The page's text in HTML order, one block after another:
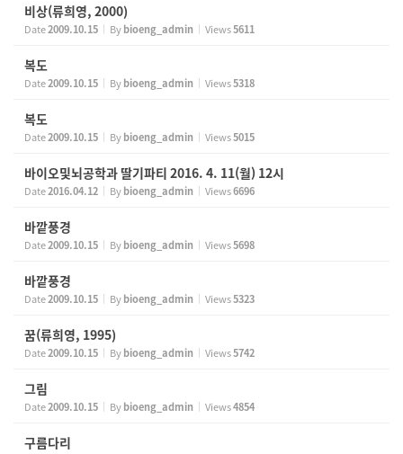
비상(류희영, 2000)
Date2009.10.15 Bybioeng_admin Views5611
복도
Date2009.10.15 Bybioeng_admin Views5318
복도
Date2009.10.15 Bybioeng_admin Views5015
바이오및뇌공학과 딸기파티 2016. 4. 11(월) 12시
Date2016.04.12 Bybioeng_admin Views6696
바깥풍경
Date2009.10.15 Bybioeng_admin Views5698
바깥풍경
Date2009.10.15 Bybioeng_admin Views5323
꿈(류희영, 1995)
Date2009.10.15 Bybioeng_admin Views5742
그림
Date2009.10.15 Bybioeng_admin Views4854
구름다리